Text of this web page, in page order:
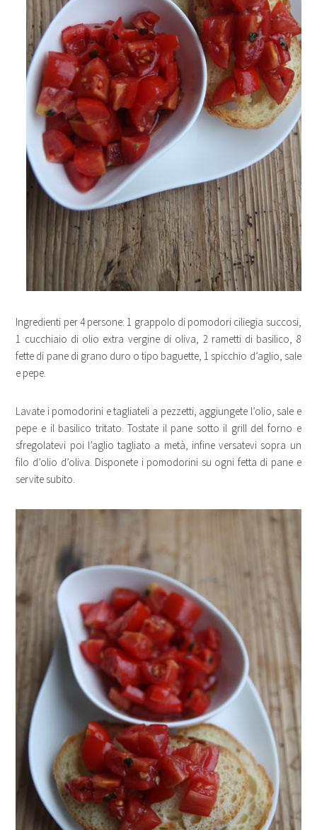
Ingredienti per 4 persone: 1 grappolo di pomodori ciliegia succosi,
1 cucchiaio di olio extra vergine di oliva, 2 rametti di basilico, 8
fette di pane di grano duro o tipo baguette, 1 spicchio d’aglio, sale
e pepe.
Lavate i pomodorini e tagliateli a pezzetti, aggiungete l’olio, sale e
pepe e il basilico tritato. Tostate il pane sotto il grill del forno e
sfregolatevi poi l’aglio tagliato a metà, infine versatevi sopra un
filo d’olio d’oliva. Disponete i pomodorini su ogni fetta di pane e
servite subito.